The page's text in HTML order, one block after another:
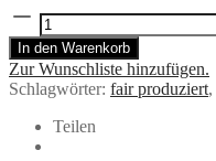
BASIC
Leggings
aus
ECOVERO™
Jersey
gemustert
Menge
In den Warenkorb
Zur Wunschliste hinzufügen.
Schlagwörter: fair produziert,
Teilen